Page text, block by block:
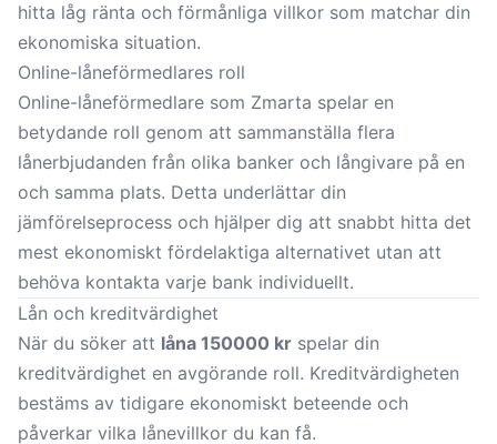
hitta låg ränta och förmånliga villkor som matchar din
ekonomiska situation.
Online-låneförmedlares roll
Online-låneförmedlare som Zmarta spelar en
betydande roll genom att sammanställa flera
lånerbjudanden från olika banker och långivare på en
och samma plats. Detta underlättar din
jämförelseprocess och hjälper dig att snabbt hitta det
mest ekonomiskt fördelaktiga alternativet utan att
behöva kontakta varje bank individuellt.
Lån och kreditvärdighet
När du söker att låna 150000 kr spelar din
kreditvärdighet en avgörande roll. Kreditvärdigheten
bestäms av tidigare ekonomiskt beteende och
påverkar vilka lånevillkor du kan få.